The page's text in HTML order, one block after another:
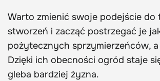
Warto zmienić swoje podejście do
stworzeń i zacząć postrzegać je
pożytecznych sprzymierzeńców,
Dzięki ich obecności ogród staje
gleba bardziej żyzna.